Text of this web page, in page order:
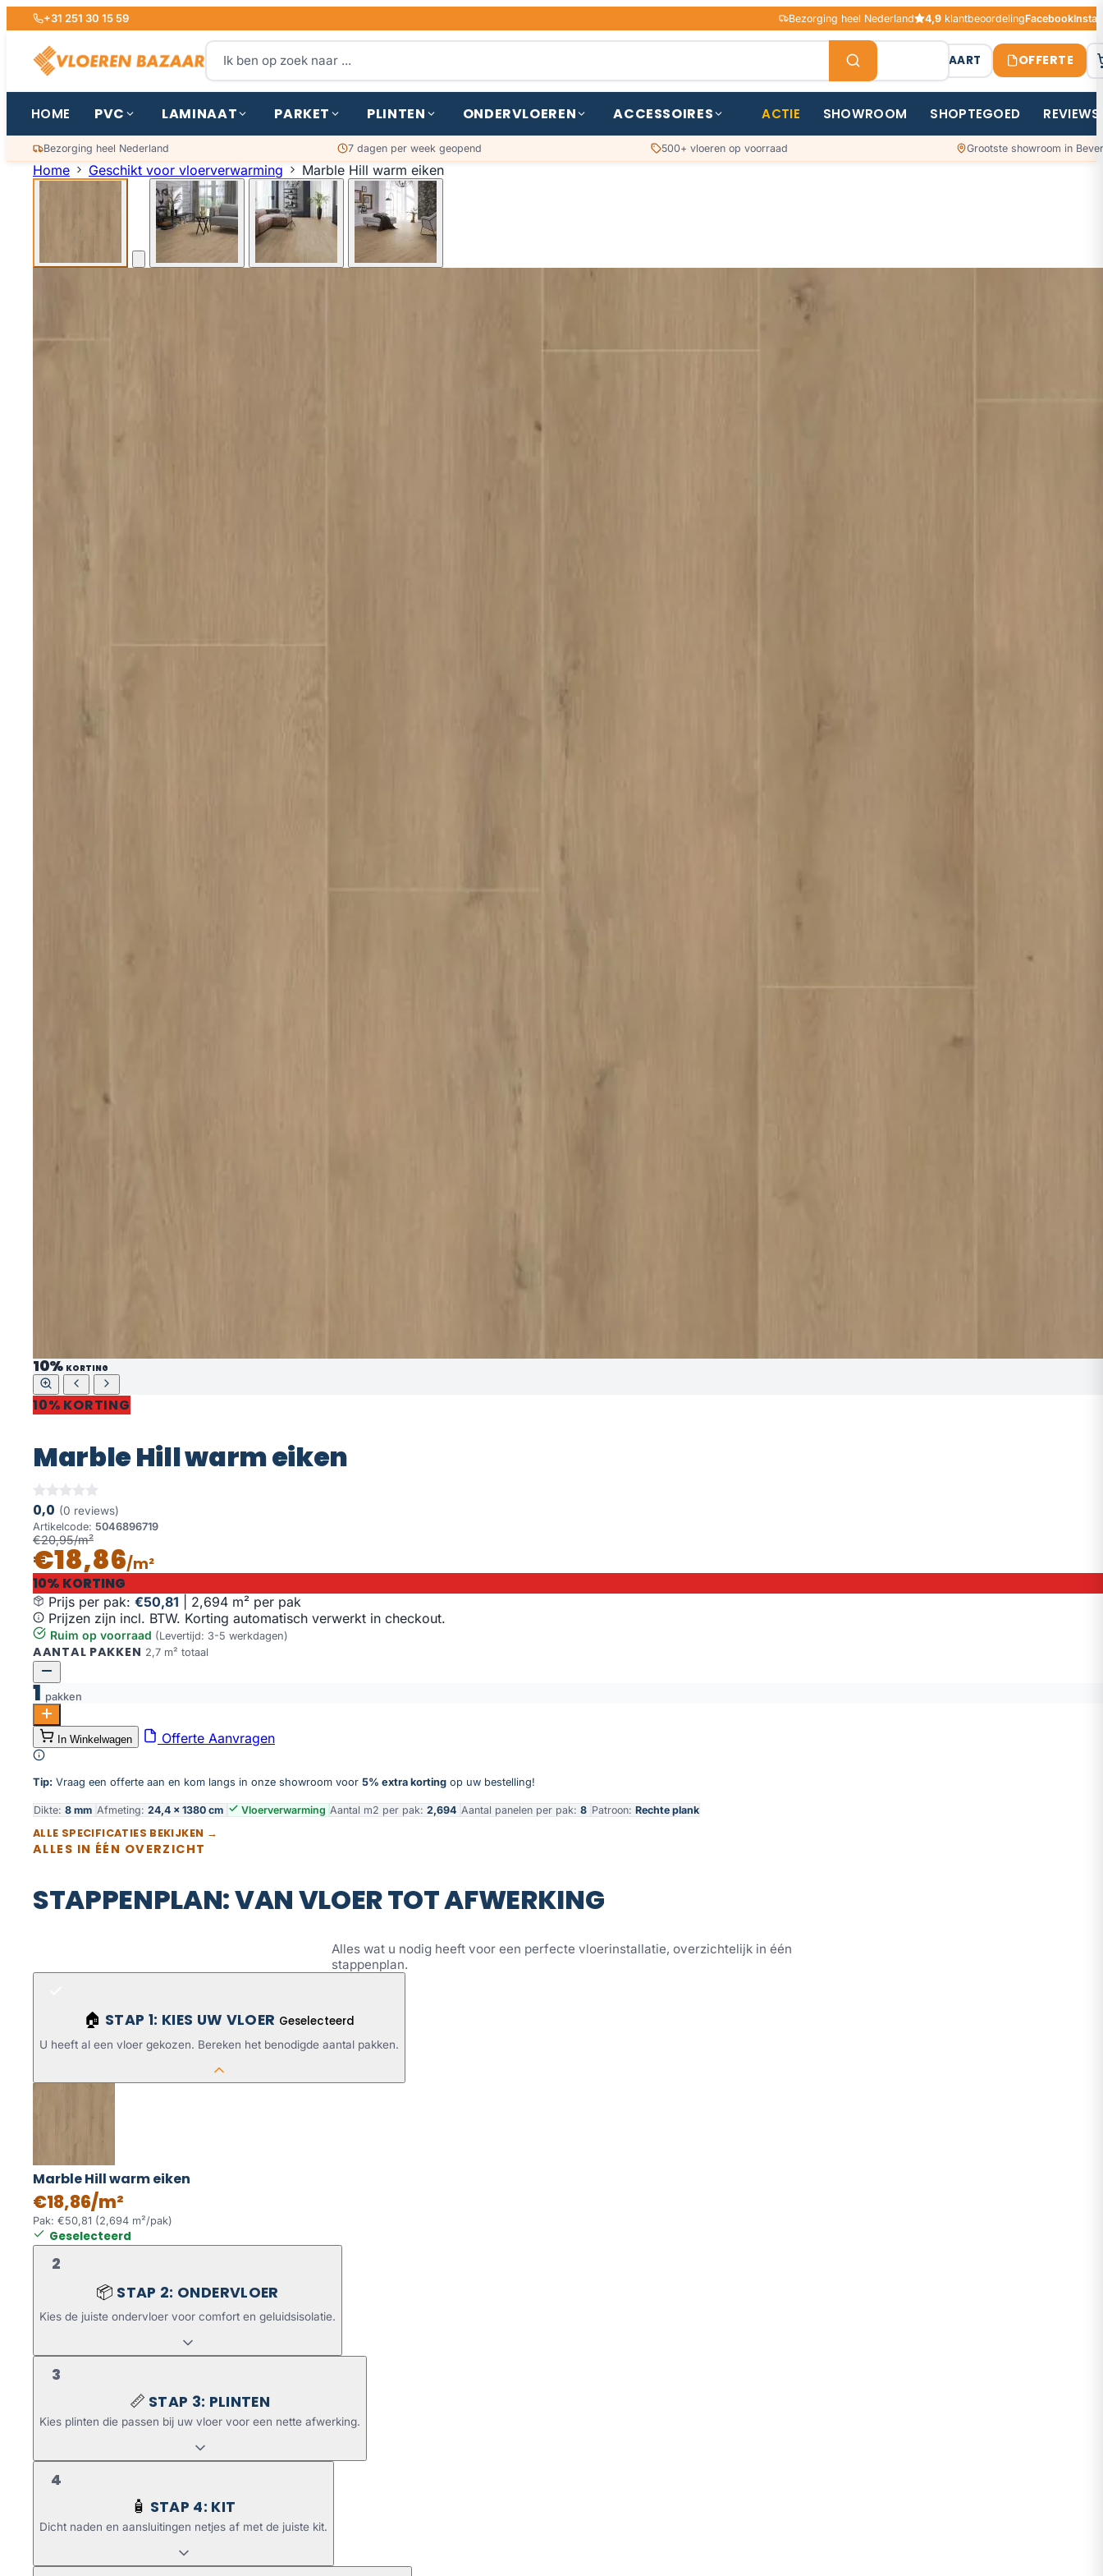
+31 251 30 15 59 Bezorging heel Nederland 4,9 klantbeoordelingFacebook
STAALKAART OFFERTE
HOME PVC LAMINAAT PARKET PLINTEN ONDERVLOEREN ACCESSOIRES ACTIE SHOWROOM SHOPTEGOED REVIEWS
Bezorging heel Nederland 7 dagen per week geopend 500+ vloeren op voorraad Grootste showroom in
Home Geschikt voor vloerverwarming Marble Hill warm eiken
10% KORTING
10% KORTING
Marble Hill warm eiken
0,0 (0 reviews)
Artikelcode: 5046896719
€20,95/m²
€18,86/m²
10% KORTING
Prijs per pak: €50,81
2,694 m² per pak
Prijzen zijn incl. BTW. Korting automatisch verwerkt in checkout.
Ruim op voorraad (Levertijd: 3-5 werkdagen)
AANTAL PAKKEN 2,7 m² totaal
1 pakken
Marble Hill warm eiken aantal
Toevoegen aan winkelwagen
In Winkelwagen Offerte Aanvragen
Tip: Vraag een offerte aan en kom langs in onze showroom voor 5% extra korting op uw bestelling!
Dikte: 8 mm Afmeting: 24,4 × 1380 cm Vloerverwarming Aantal m2 per pak: 2,694 Aantal panelen per pak: 8 Patroon: Rechte plank
ALLE SPECIFICATIES BEKIJKEN →
ALLES IN ÉÉN OVERZICHT
STAPPENPLAN: VAN VLOER TOT AFWERKING
Alles wat u nodig heeft voor een perfecte vloerinstallatie, overzichtelijk in één
stappenplan.
🏠 STAP 1: KIES UW VLOER Geselecteerd
U heeft al een vloer gekozen. Bereken het benodigde aantal pakken.
Marble Hill warm eiken
€18,86/m²
Pak: €50,81 (2,694 m²/pak)
Geselecteerd
2
📦 STAP 2: ONDERVLOER
Kies de juiste ondervloer voor comfort en geluidsisolatie.
3
📏 STAP 3: PLINTEN
Kies plinten die passen bij uw vloer voor een nette afwerking.
4
🧴 STAP 4: KIT
Dicht naden en aansluitingen netjes af met de juiste kit.